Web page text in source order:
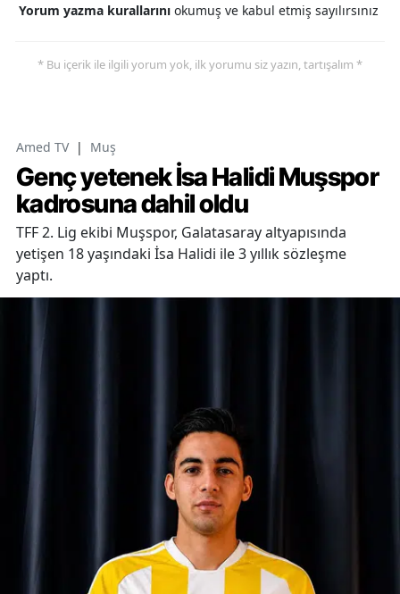
Yorum yazma kurallarını okumuş ve kabul etmiş sayılırsınız
* Bu içerik ile ilgili yorum yok, ilk yorumu siz yazın, tartışalım *
Amed TV | Muş
Genç yetenek İsa Halidi Muşspor
kadrosuna dahil oldu
TFF 2. Lig ekibi Muşspor, Galatasaray altyapısında
yetişen 18 yaşındaki İsa Halidi ile 3 yıllık sözleşme
yaptı.